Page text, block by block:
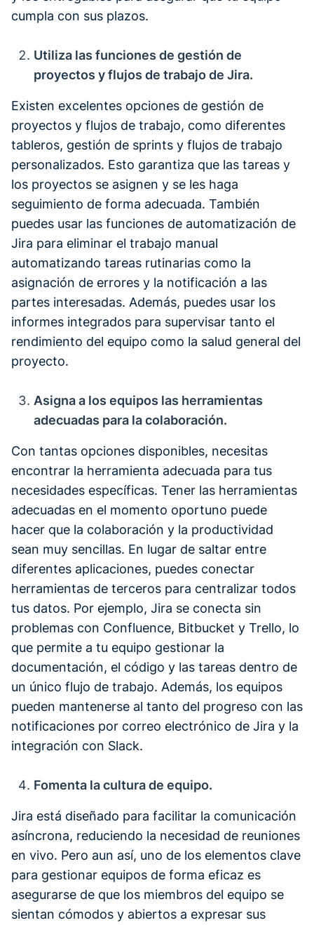
cumpla con sus plazos.
‍Utiliza las funciones de gestión de
proyectos y flujos de trabajo de Jira.
Existen excelentes opciones de gestión de
proyectos y flujos de trabajo, como diferentes
tableros, gestión de sprints y flujos de trabajo
personalizados. Esto garantiza que las tareas y
los proyectos se asignen y se les haga
seguimiento de forma adecuada. También
puedes usar las funciones de automatización de
Jira para eliminar el trabajo manual
automatizando tareas rutinarias como la
asignación de errores y la notificación a las
partes interesadas. Además, puedes usar los
informes integrados para supervisar tanto el
rendimiento del equipo como la salud general del
proyecto.
‍Asigna a los equipos las herramientas
adecuadas para la colaboración.
Con tantas opciones disponibles, necesitas
encontrar la herramienta adecuada para tus
necesidades específicas. Tener las herramientas
adecuadas en el momento oportuno puede
hacer que la colaboración y la productividad
sean muy sencillas. En lugar de saltar entre
diferentes aplicaciones, puedes conectar
herramientas de terceros para centralizar todos
tus datos. Por ejemplo, Jira se conecta sin
problemas con Confluence, Bitbucket y Trello, lo
que permite a tu equipo gestionar la
documentación, el código y las tareas dentro de
un único flujo de trabajo. Además, los equipos
pueden mantenerse al tanto del progreso con las
notificaciones por correo electrónico de Jira y la
integración con Slack.
‍Fomenta la cultura de equipo.
Jira está diseñado para facilitar la comunicación
asíncrona, reduciendo la necesidad de reuniones
en vivo. Pero aun así, uno de los elementos clave
para gestionar equipos de forma eficaz es
asegurarse de que los miembros del equipo se
sientan cómodos y abiertos a expresar sus